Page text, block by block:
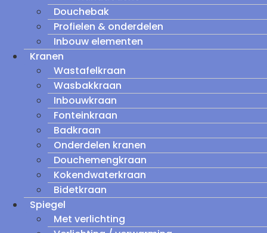
Douchebak
Profielen & onderdelen
Inbouw elementen
Kranen
Wastafelkraan
Wasbakkraan
Inbouwkraan
Fonteinkraan
Badkraan
Onderdelen kranen
Douchemengkraan
Kokendwaterkraan
Bidetkraan
Spiegel
Met verlichting